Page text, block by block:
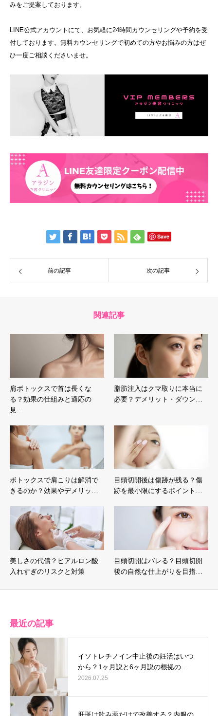
みをご提案しております。
LINE公式アカウントにて、お気軽に24時間カウンセリングや予約を受
付しております。無料カウンセリングで初めての方やお悩みの方はぜ
ひ一度ご相談くださいませ。
Save
前の記事 次の記事
関連記事
肩ボトックスで首は長くな
る？効果の仕組みと適応の
見…
脂肪注入はクマ取りに本当に
必要？デメリット・ダウン…
ボトックスで肩こりは解消で
きるのか？効果やデメリッ…
目頭切開後は傷跡が残る？傷
跡を最小限にするポイント…
美しさの代償？ヒアルロン酸
入れすぎのリスクと対策
目頭切開はバレる？目頭切開
後の自然な仕上がりを目指…
最近の記事
イソトレチノイン中止後の妊活はいつ
から？1ヶ月説と6ヶ月説の根拠の…
2026.07.25
肝斑は飲み薬だけで改善する？内服の
キャンペーン情報